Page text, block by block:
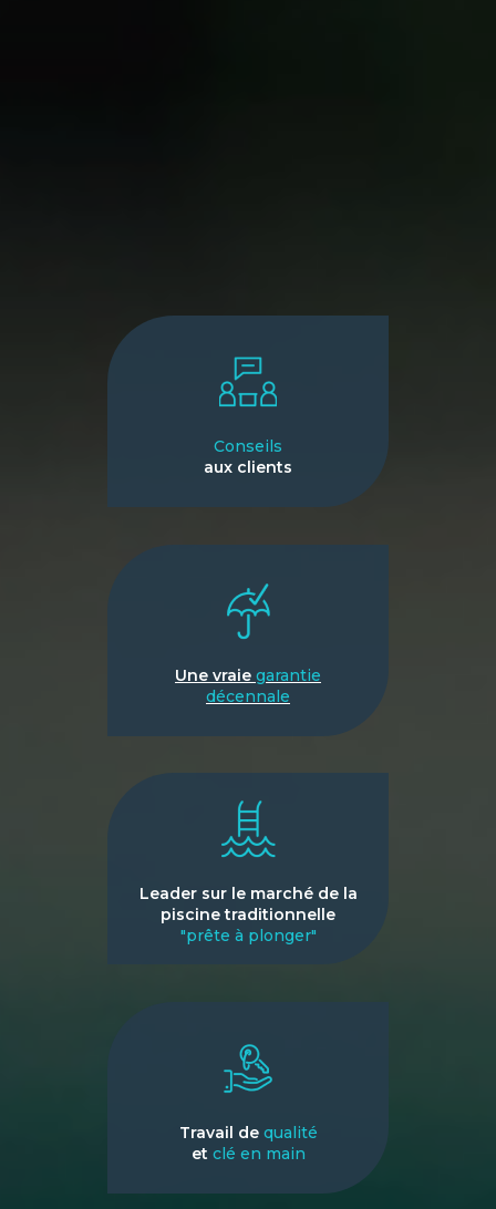
Conseils
aux clients
Une vraie garantie
décennale
Leader sur le marché de la
piscine traditionnelle
"prête à plonger"
Travail de qualité
et clé en main